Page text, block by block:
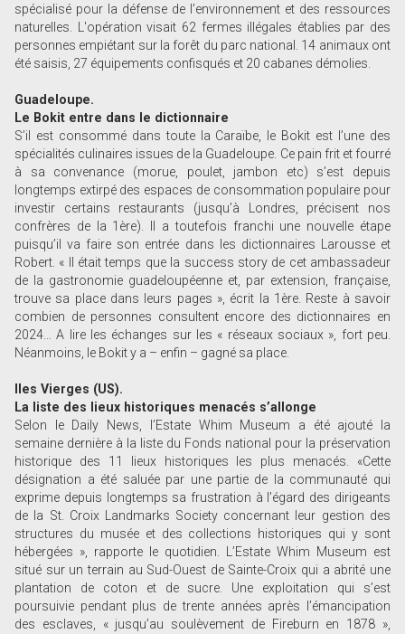
spécialisé pour la défense de l’environnement et des ressources
naturelles. L'opération visait 62 fermes illégales établies par des
personnes empiétant sur la forêt du parc national. 14 animaux ont
été saisis, 27 équipements confisqués et 20 cabanes démolies.
Guadeloupe.
Le Bokit entre dans le dictionnaire
S’il est consommé dans toute la Caraïbe, le Bokit est l’une des
spécialités culinaires issues de la Guadeloupe. Ce pain frit et fourré
à sa convenance (morue, poulet, jambon etc) s’est depuis
longtemps extirpé des espaces de consommation populaire pour
investir certains restaurants (jusqu’à Londres, précisent nos
confrères de la 1ère). Il a toutefois franchi une nouvelle étape
puisqu’il va faire son entrée dans les dictionnaires Larousse et
Robert. « Il était temps que la success story de cet ambassadeur
de la gastronomie guadeloupéenne et, par extension, française,
trouve sa place dans leurs pages », écrit la 1ère. Reste à savoir
combien de personnes consultent encore des dictionnaires en
2024… A lire les échanges sur les « réseaux sociaux », fort peu.
Néanmoins, le Bokit y a – enfin – gagné sa place.
Iles Vierges (US).
La liste des lieux historiques menacés s’allonge
Selon le Daily News, l’Estate Whim Museum a été ajouté la
semaine dernière à la liste du Fonds national pour la préservation
historique des 11 lieux historiques les plus menacés. «Cette
désignation a été saluée par une partie de la communauté qui
exprime depuis longtemps sa frustration à l’égard des dirigeants
de la St. Croix Landmarks Society concernant leur gestion des
structures du musée et des collections historiques qui y sont
hébergées », rapporte le quotidien. L’Estate Whim Museum est
situé sur un terrain au Sud-Ouest de Sainte-Croix qui a abrité une
plantation de coton et de sucre. Une exploitation qui s’est
poursuivie pendant plus de trente années après l’émancipation
des esclaves, « jusqu’au soulèvement de Fireburn en 1878 »,